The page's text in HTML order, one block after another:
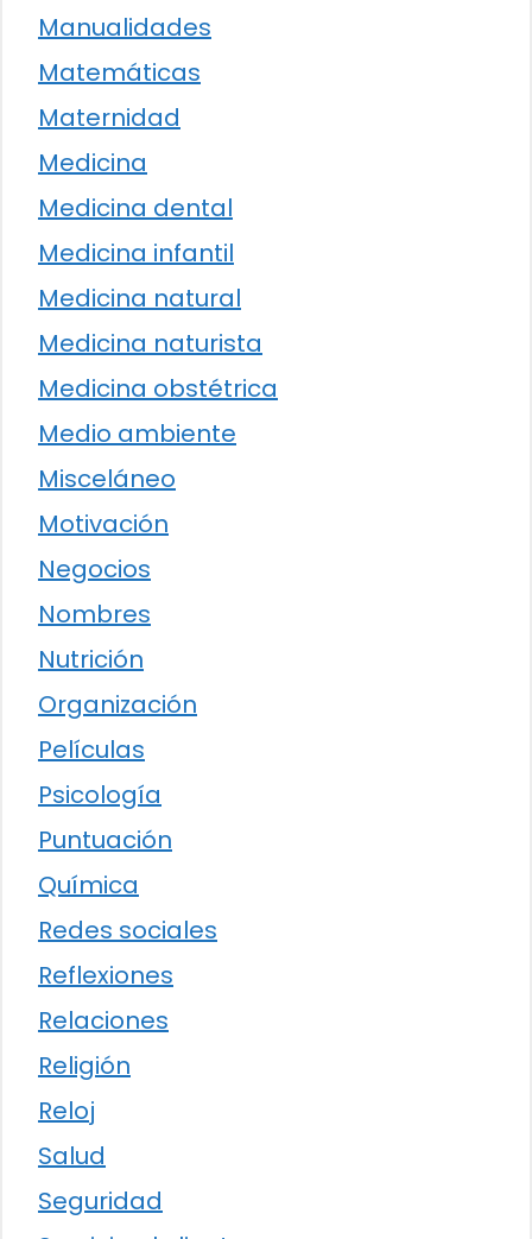
Manualidades
Matemáticas
Maternidad
Medicina
Medicina dental
Medicina infantil
Medicina natural
Medicina naturista
Medicina obstétrica
Medio ambiente
Misceláneo
Motivación
Negocios
Nombres
Nutrición
Organización
Películas
Psicología
Puntuación
Química
Redes sociales
Reflexiones
Relaciones
Religión
Reloj
Salud
Seguridad